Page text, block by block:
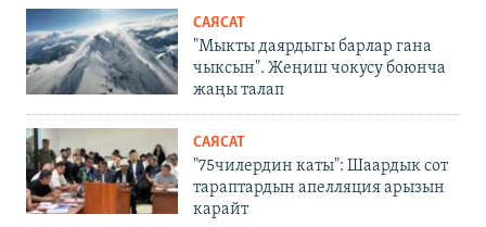
САЯСАТ
"Мыкты даярдыгы барлар гана
чыксын". Жеңиш чокусу боюнча
жаңы талап
САЯСАТ
"75чилердин каты": Шаардык сот
тараптардын апелляция арызын
карайт